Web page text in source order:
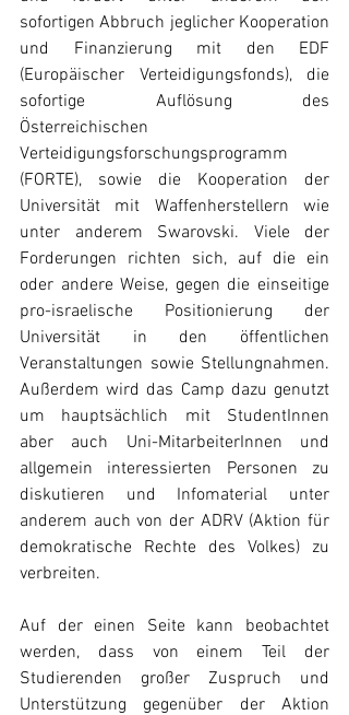
sofortigen Abbruch jeglicher Kooperation
und Finanzierung mit den EDF
(Europäischer Verteidigungsfonds), die
sofortige Auflösung des
Österreichischen
Verteidigungsforschungsprogramm
(FORTE), sowie die Kooperation der
Universität mit Waffenherstellern wie
unter anderem Swarovski. Viele der
Forderungen richten sich, auf die ein
oder andere Weise, gegen die einseitige
pro-israelische Positionierung der
Universität in den öffentlichen
Veranstaltungen sowie Stellungnahmen.
Außerdem wird das Camp dazu genutzt
um hauptsächlich mit StudentInnen
aber auch Uni-MitarbeiterInnen und
allgemein interessierten Personen zu
diskutieren und Infomaterial unter
anderem auch von der ADRV (Aktion für
demokratische Rechte des Volkes) zu
verbreiten.
Auf der einen Seite kann beobachtet
werden, dass von einem Teil der
Studierenden großer Zuspruch und
Unterstützung gegenüber der Aktion